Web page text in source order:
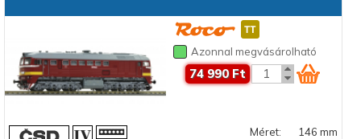
Azonnal megvásárolható
74 990 Ft
Méret: 146 mm